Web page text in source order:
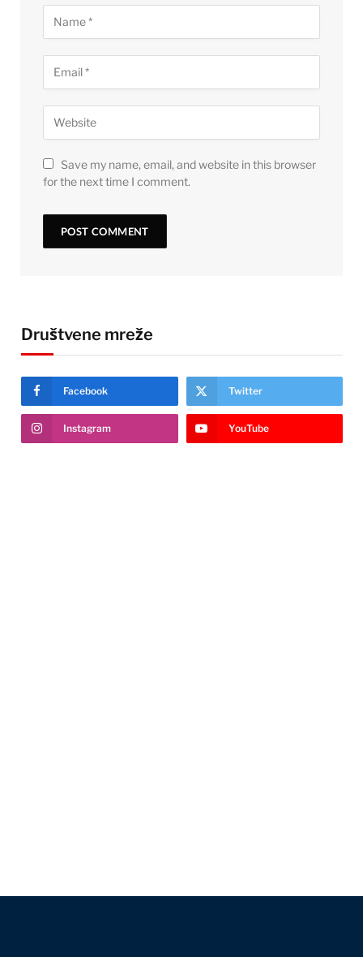
Save my name, email, and website in this browser
for the next time I comment.
Društvene mreže
Facebook Twitter
Instagram YouTube